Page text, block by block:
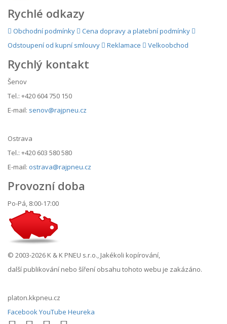
Rychlé odkazy
Obchodní podmínky
Cena dopravy a platební podmínky
Odstoupení od kupní smlouvy
Reklamace Velkoobchod
Rychlý kontakt
Šenov
Tel.: +420 604 750 150
E-mail: senov@rajpneu.cz
Ostrava
Tel.: +420 603 580 580
E-mail: ostrava@rajpneu.cz
Provozní doba
Po-Pá, 8:00-17:00
© 2003-2026 K & K PNEU s.r.o., Jakékoli kopírování,
další publikování nebo šíření obsahu tohoto webu je zakázáno.
platon.kkpneu.cz
FacebookYouTube Heureka